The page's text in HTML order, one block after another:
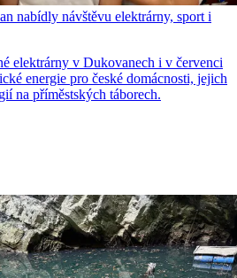
nabídly návštěvu elektrárny, sport i
elektrárny v Dukovanech i v červenci
energie pro české domácnosti, jejich
na příměstských táborech.